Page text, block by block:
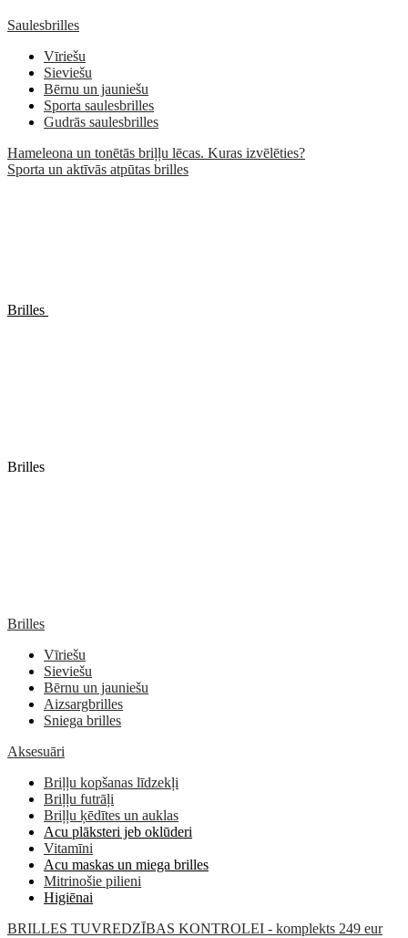
Saulesbrilles
Vīriešu
Sieviešu
Bērnu un jauniešu
Sporta saulesbrilles
Gudrās saulesbrilles
Hameleona un tonētās briļļu lēcas. Kuras izvēlēties?
Sporta un aktīvās atpūtas brilles
Brilles
Brilles
Brilles
Vīriešu
Sieviešu
Bērnu un jauniešu
Aizsargbrilles
Sniega brilles
Aksesuāri
Briļļu kopšanas līdzekļi
Briļļu futrāļi
Briļļu ķēdītes un auklas
Acu plāksteri jeb oklūderi
Vitamīni
Acu maskas un miega brilles
Mitrinošie pilieni
Higiēnai
BRILLES TUVREDZĪBAS KONTROLEI - komplekts 249 eur